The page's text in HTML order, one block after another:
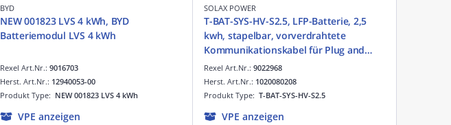
BYD
NEW 001823 LVS 4 kWh, BYD
Batteriemodul LVS 4 kWh
Rexel Art.Nr.: 9016703
Produkt Type: NEW 001823 LVS 4 kWh
Herst. Art.Nr.: 12940053-00
VPE anzeigen
SOLAX POWER
T-BAT-SYS-HV-S2.5, LFP-Batterie, 2,5
kwh, stapelbar, vorverdrahtete
Kommunikationskabel für Plug and
Play, 90% DOD, lange
Zykluslebensdauer > 6000 mal, 90%
DOD
Rexel Art.Nr.: 9022968
Produkt Type: T-BAT-SYS-HV-S2.5
Herst. Art.Nr.: 1020080208
VPE anzeigen